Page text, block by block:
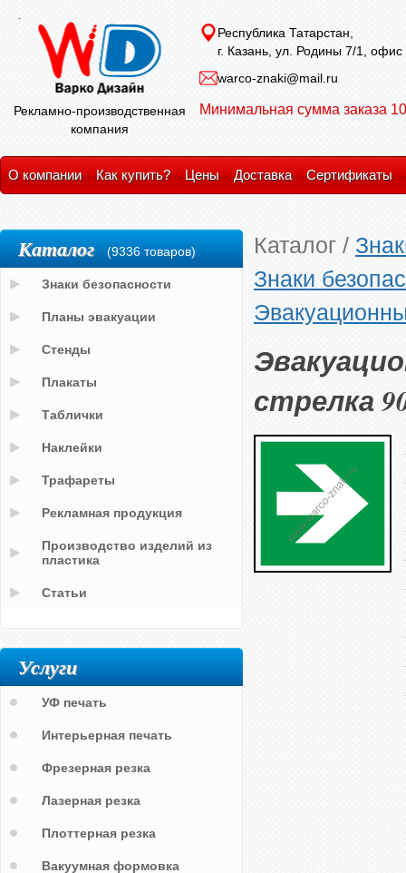
Рекламно-производственная
компания
Республика Татарстан,
г. Казань, ул. Родины 7/1, офис
warco-znaki@mail.ru
Минимальная сумма заказа
О компании Как купить? Цены Доставка Сертификаты
Каталог /
Знаки
стрелка
Каталог (9336 товаров)
Знаки безопасности
Планы эвакуации
Стенды
Плакаты
Таблички
Наклейки
Трафареты
Рекламная продукция
Производство изделий из
пластика
Статьи
Услуги
УФ печать
Интерьерная печать
Фрезерная резка
Лазерная резка
Плоттерная резка
Вакуумная формовка